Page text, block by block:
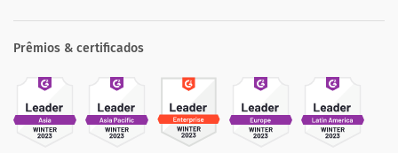
Prêmios & certificados